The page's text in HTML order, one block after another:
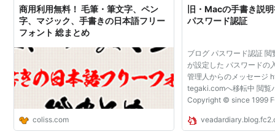
商用利用無料！ 毛筆・筆文字、ペン
字、マジック、手書きの日本語フリー
フォント 総まとめ
coliss.com
旧・Macの手書き説
パスワード認証
ブログ パスワード認証
が設定した パスワードの
管理人からのメッセージ
tegaki.comへ移転中 閲覧
Copyright © since 1999